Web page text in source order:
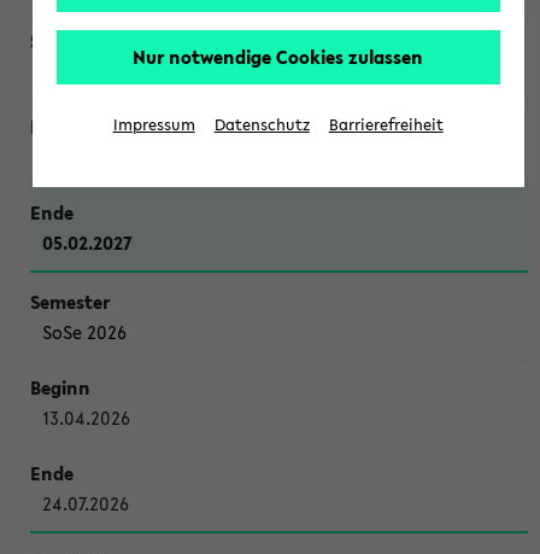
WiSe 2026/2027
05.02.2027
SoSe 2026
13.04.2026
24.07.2026
Nur notwendige Cookies zulassen
Impressum Datenschutz Barrierefreiheit